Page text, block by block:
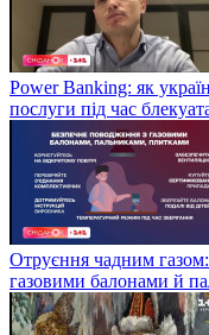
Power Banking: як
послуги під час
Отруєння чадним
газовими балонами й